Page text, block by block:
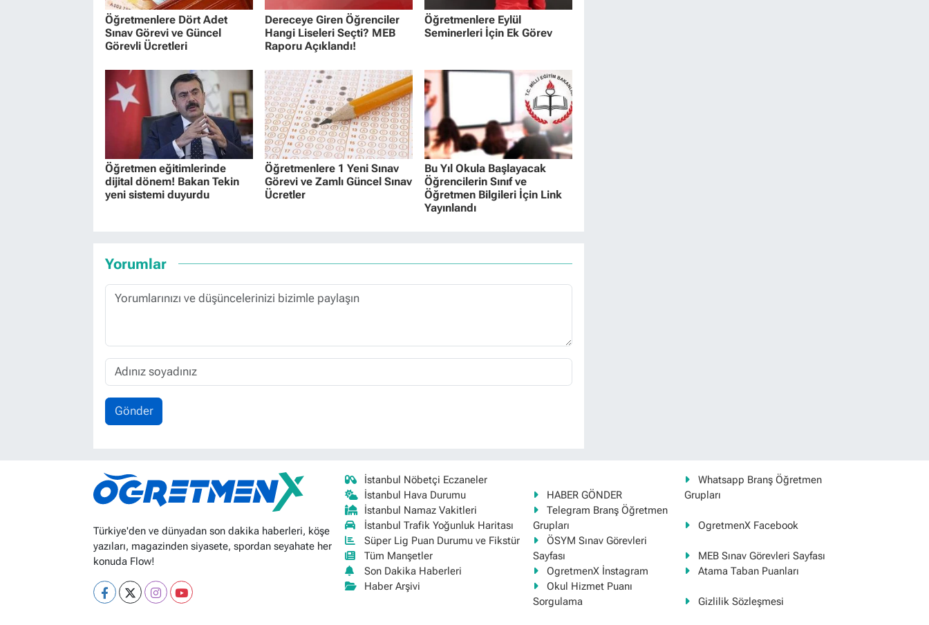
Öğretmenlere Dört Adet
Sınav Görevi ve Güncel
Görevli Ücretleri
Dereceye Giren Öğrenciler
Hangi Liseleri Seçti? MEB
Raporu Açıklandı!
Öğretmenlere Eylül
Seminerleri İçin Ek Görev
Öğretmen eğitimlerinde
dijital dönem! Bakan Tekin
yeni sistemi duyurdu
Öğretmenlere 1 Yeni Sınav
Görevi ve Zamlı Güncel Sınav
Ücretler
Bu Yıl Okula Başlayacak
Öğrencilerin Sınıf ve
Öğretmen Bilgileri İçin Link
Yayınlandı
Yorumlar
Gönder
Türkiye'den ve dünyadan son dakika haberleri, köşe
yazıları, magazinden siyasete, spordan seyahate her
konuda Flow!
İstanbul Nöbetçi Eczaneler
İstanbul Hava Durumu
İstanbul Namaz Vakitleri
İstanbul Trafik Yoğunluk Haritası
Süper Lig Puan Durumu ve Fikstür
Tüm Manşetler
Son Dakika Haberleri
Haber Arşivi
HABER GÖNDER
Whatsapp Branş Öğretmen
Grupları
Telegram Branş Öğretmen
Grupları
OgretmenX Facebook
ÖSYM Sınav Görevleri
Sayfası
MEB Sınav Görevleri Sayfası
OgretmenX İnstagram
Atama Taban Puanları
Okul Hizmet Puanı
Sorgulama
Gizlilik Sözleşmesi